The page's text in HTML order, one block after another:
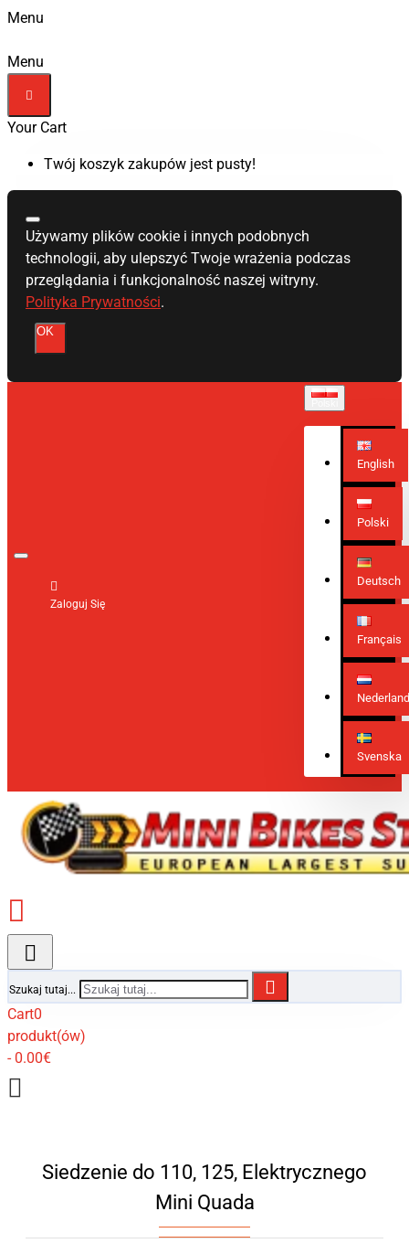
Menu
Menu
Your Cart
Twój koszyk zakupów jest pusty!
Używamy plików cookie i innych podobnych
technologii, aby ulepszyć Twoje wrażenia podczas
przeglądania i funkcjonalność naszej witryny.
Polityka Prywatności.
OK
Zaloguj Się
English
Polski
Deutsch
Français
Svenska
Szukaj tutaj...
Cart0
produkt(ów)
- 0.00€
Siedzenie do 110, 125, Elektrycznego
Mini Quada